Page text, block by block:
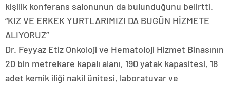
kişilik konferans salonunun da bulunduğunu belirtti.
“KIZ VE ERKEK YURTLARIMIZI DA BUGÜN HİZMETE
ALIYORUZ”
Dr. Feyyaz Etiz Onkoloji ve Hematoloji Hizmet Binasının
20 bin metrekare kapalı alanı, 190 yatak kapasitesi, 18
adet kemik iliği nakil ünitesi, laboratuvar ve